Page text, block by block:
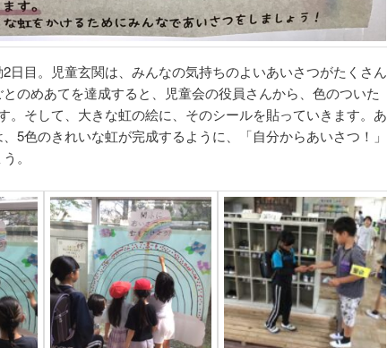
日目。児童玄関は、みんなの気持ちのよいあいさつがたくさん
のめあてを達成すると、児童会の役員さんから、色のついた
。そして、大きな虹の絵に、そのシールを貼っていきます。あ
5色のきれいな虹が完成するように、「自分からあいさつ！」
。